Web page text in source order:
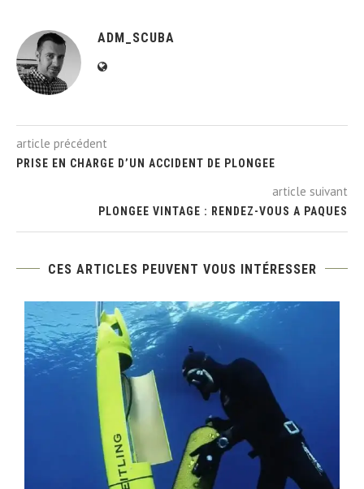
ADM_SCUBA
article précédent
PRISE EN CHARGE D’UN ACCIDENT DE PLONGEE
article suivant
PLONGEE VINTAGE : RENDEZ-VOUS A PAQUES
CES ARTICLES PEUVENT VOUS INTÉRESSER